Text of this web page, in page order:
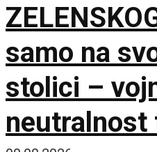
samo na
stolici –
neutralnost